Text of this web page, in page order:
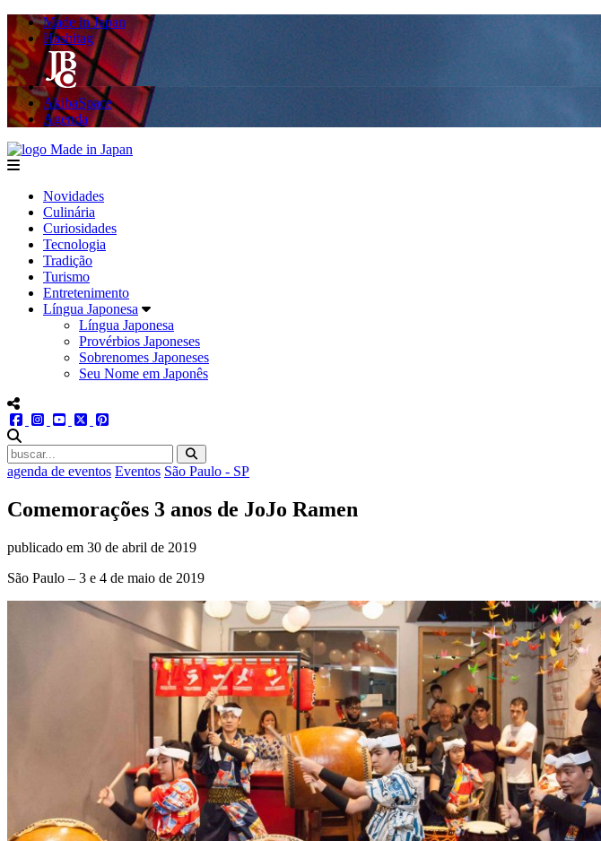
Made in Japan
Hashitag
AkibaSpace
Agenda
menu
Novidades
Culinária
Curiosidades
Tecnologia
Tradição
Turismo
Entretenimento
Língua Japonesa
Língua Japonesa
Provérbios Japoneses
Sobrenomes Japoneses
Seu Nome em Japonês
menu redes social
facebookinstagram
youtube
twitter
agenda de eventos Eventos São Paulo - SP
Comemorações 3 anos de JoJo Ramen
publicado em 30 de abril de 2019
São Paulo – 3 e 4 de maio de 2019